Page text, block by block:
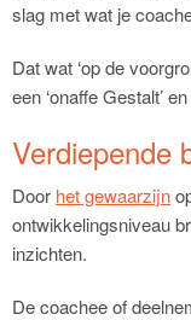
slag met wat je
Dat wat ‘op de
een ‘onaffe Gestalt’
Verdiepende
Door het gewaarzijn
ontwikkelingsniveau
inzichten.
De coachee of